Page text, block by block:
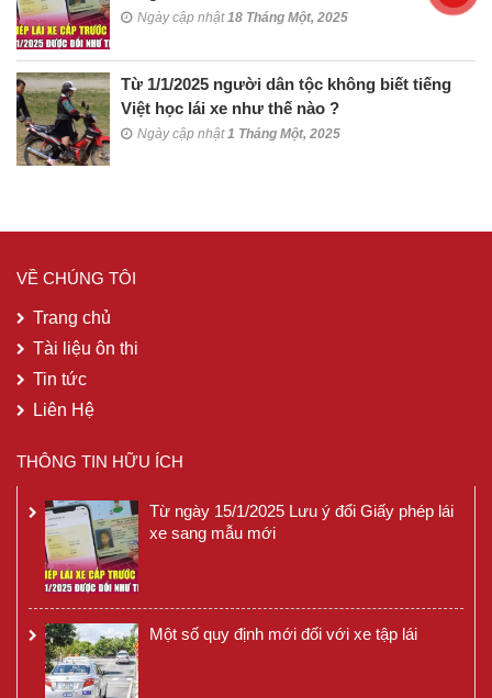
Ngày cập nhật18 Tháng Một, 2025
Từ 1/1/2025 người dân tộc không biết tiếng
Việt học lái xe như thế nào ?
Ngày cập nhật1 Tháng Một, 2025
VỀ CHÚNG TÔI
Trang chủ
Tài liệu ôn thi
Tin tức
Liên Hệ
THÔNG TIN HỮU ÍCH
Từ ngày 15/1/2025 Lưu ý đổi Giấy phép lái
xe sang mẫu mới
Một số quy định mới đối với xe tập lái